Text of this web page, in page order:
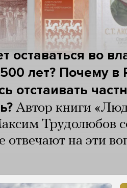
оставаться во
лет? Почему в
отстаивать
Автор книги
Трудолюбов
отвечают на эти